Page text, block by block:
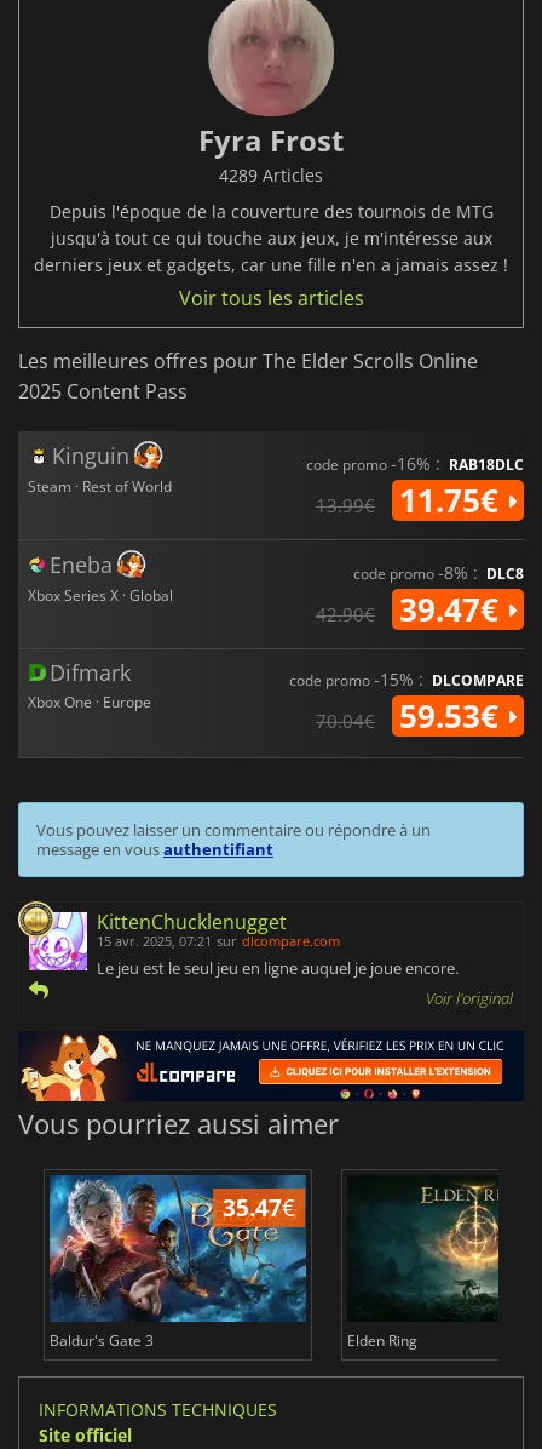
Fyra Frost
4289 Articles
Depuis l'époque de la couverture des tournois de MTG
jusqu'à tout ce qui touche aux jeux, je m'intéresse aux
derniers jeux et gadgets, car une fille n'en a jamais assez !
Voir tous les articles
Les meilleures offres pour The Elder Scrolls Online
2025 Content Pass
Kinguin
Steam · Rest of World
code promo-16% : RAB18DLC
13.99€ 11.75€
Eneba
Xbox Series X · Global
code promo-8% : DLC8
42.90€ 39.47€
Difmark
Xbox One · Europe
code promo-15% : DLCOMPARE
70.04€ 59.53€
Vous pouvez laisser un commentaire ou répondre à un
message en vousauthentifiant
KittenChucklenugget
15 avr. 2025, 07:21 sur dlcompare.com
Le jeu est le seul jeu en ligne auquel je joue encore.
Voir l'original
Vous pourriez aussi aimer
35.47€
Baldur's Gate 3 Elden Ring
INFORMATIONS TECHNIQUES
Site officiel